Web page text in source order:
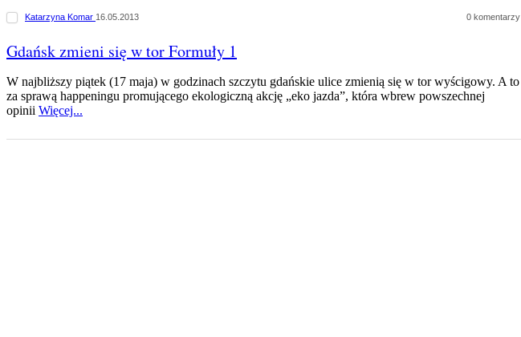
Katarzyna Komar 16.05.2013 0 komentarzy
Gdańsk zmieni się w tor Formuły 1
W najbliższy piątek (17 maja) w godzinach szczytu gdańskie ulice zmienią się w tor wyścigowy. A to
za sprawą happeningu promującego ekologiczną akcję „eko jazda”, która wbrew powszechnej
opinii Więcej...